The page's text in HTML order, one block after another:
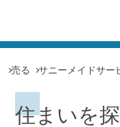
売る サニーメイドサー
住まいを